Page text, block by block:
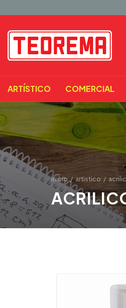
ARTÍSTICO COMERCIAL
inicio / artistico /